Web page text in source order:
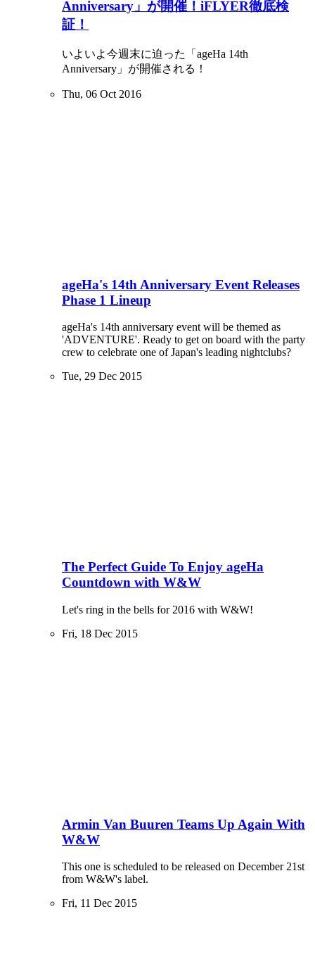
Anniversary」が開催！iFLYER徹底検
証！
いよいよ今週末に迫った「ageHa 14th
Anniversary」が開催される！
Thu, 06 Oct 2016
ageHa's 14th Anniversary Event Releases
Phase 1 Lineup
ageHa's 14th anniversary event will be themed as
'ADVENTURE'. Ready to get on board with the party
crew to celebrate one of Japan's leading nightclubs?
Tue, 29 Dec 2015
The Perfect Guide To Enjoy ageHa
Countdown with W&W
Let's ring in the bells for 2016 with W&W!
Fri, 18 Dec 2015
Armin Van Buuren Teams Up Again With
W&W
This one is scheduled to be released on December 21st
from W&W's label.
Fri, 11 Dec 2015